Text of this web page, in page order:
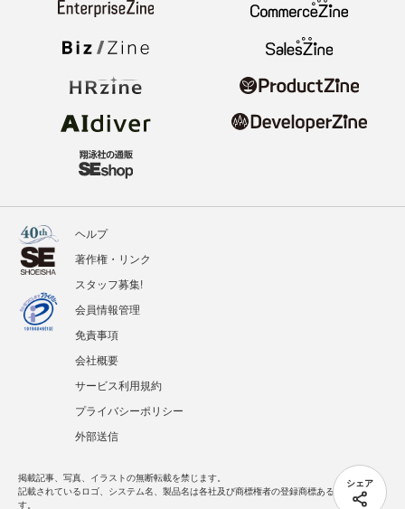
シェア
ヘルプ
著作権・リンク
スタッフ募集!
会員情報管理
免責事項
会社概要
サービス利用規約
プライバシーポリシー
外部送信
掲載記事、写真、イラストの無断転載を禁じます。
記載されているロゴ、システム名、製品名は各社及び商標権者の登録商標あるいは商標で
す。